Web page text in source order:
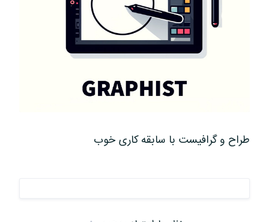
طراح و گرافیست با سابقه کاری خوب